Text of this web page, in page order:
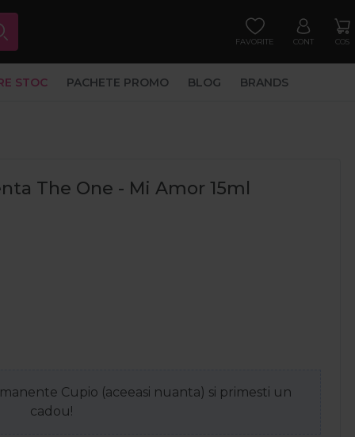
FAVORITE CONT COS
STOC PACHETE PROMO BLOG BRANDS
The One - Mi Amor 15ml
Cupio (aceeasi nuanta) si primesti un
cadou!